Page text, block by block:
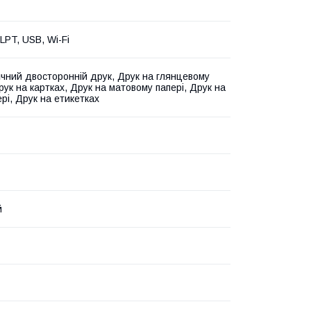
USB, Wi-Fi
двосторонній друк, Друк на глянцевому
на картках, Друк на матовому папері, Друк на
Друк на етикетках